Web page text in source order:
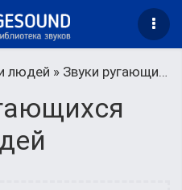
людей » Звуки ругающихся людей